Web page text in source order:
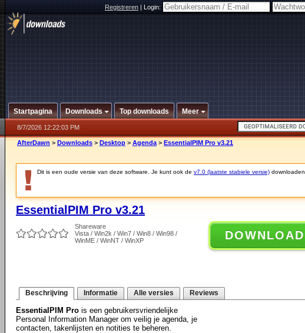
Registreren|Login:
Startpagina Downloads Top downloads Meer
8/7/2026 12:22:03 PM
AfterDawn > Downloads > Desktop > Agenda > EssentialPIM Pro v3.21
Dit is een oude versie van deze software. Je kunt ook de v7.0 (laatste stabiele versie) downloaden.
EssentialPIM Pro v3.21
Shareware
Vista / Win2k / Win7 / Win8 / Win98 /
WinME / WinNT / WinXP
DOWNLOAD
Beschrijving Informatie Alle versies Reviews
EssentialPIM Pro is een gebruikersvriendelijke
Personal Information Manager om veilig je agenda, je
contacten, takenlijsten en notities te beheren.